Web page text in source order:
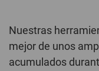
Nuestras
mejor de unos
acumulados